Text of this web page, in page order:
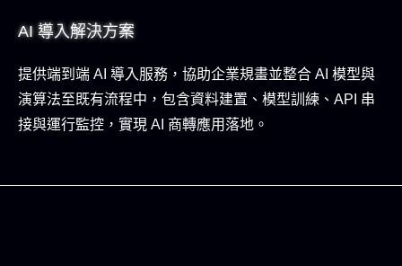
AI 導入解決方案
提供端到端 AI 導入服務，協助企業規畫並整合 AI 模型與
演算法至既有流程中，包含資料建置、模型訓練、API 串
接與運行監控，實現 AI 商轉應用落地。